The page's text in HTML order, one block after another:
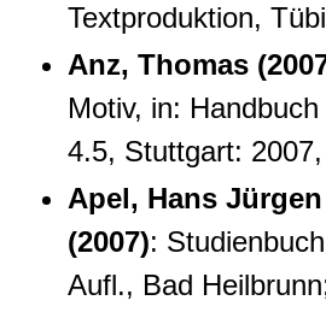
Textproduktion,
Anz, Thomas
Motiv, in:
4.5, Stuttgart:
Apel, Hans
(2007):
Aufl., Bad